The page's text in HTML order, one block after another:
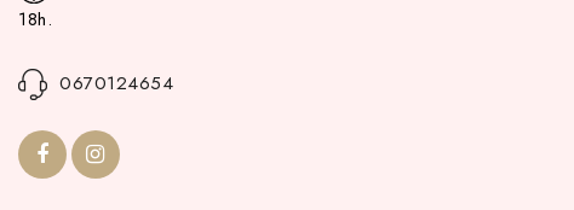
18h.
0670124654